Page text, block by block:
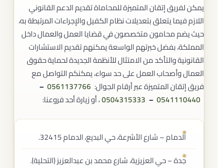
يمكن لفريق إتقان المتميزة للمحاماة تقديم الدعم القانوني
اللازم فيما يتعلق بتعديلات نظام الكفيل والإجراءات المرتبطة به،
حيث يضم محامون متخصصون في قضايا العمل والعمال داخل
المملكة، بفضل خبرتهم الواسعة يمكنهم تقديم الاستشارات
القانونية والتأكد من الامتثال للأنظمة الجديدة لحماية حقوق
العمال وأصحاب العمل على حد سواء، يمكنكم التواصل مع
فريق إتقان المتميزة عبر أرقام الجوال: 0561137766
–
0541110440
–
0504315333، أو زيارة أحد فروعنا:
الدمام – شارع الأشرعة، حي البديع، الدمام 32415.
جدة – حي العزيزية، شارع محمد بن عبدالعزيز (التحلية).